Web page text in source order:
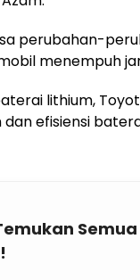
perubahan-
menempuh
lithium,
efisiensi